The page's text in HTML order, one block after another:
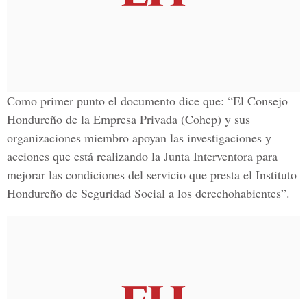
Como primer punto el documento dice que: “El Consejo
Hondureño de la Empresa Privada (Cohep) y sus
organizaciones miembro apoyan las investigaciones y
acciones que está realizando la Junta Interventora para
mejorar las condiciones del servicio que presta el Instituto
Hondureño de Seguridad Social a los derechohabientes”.